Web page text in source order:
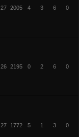
27 2005 4 3 6 0
26 2195 0 2 6 0
27 1772 5 1 3 0